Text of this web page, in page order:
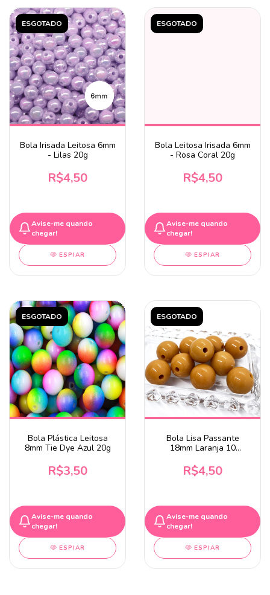
ESGOTADO
Bola Irisada Leitosa 6mm
- Lilas 20g
R$4,50
Avise-me quando
chegar!
ESPIAR
ESGOTADO
Bola Leitosa Irisada 6mm
- Rosa Coral 20g
R$4,50
Avise-me quando
chegar!
ESPIAR
ESGOTADO
Bola Plástica Leitosa
8mm Tie Dye Azul 20g
R$3,50
Avise-me quando
chegar!
ESPIAR
ESGOTADO
Bola Lisa Passante
18mm Laranja 10
R$4,50
Avise-me quando
chegar!
ESPIAR